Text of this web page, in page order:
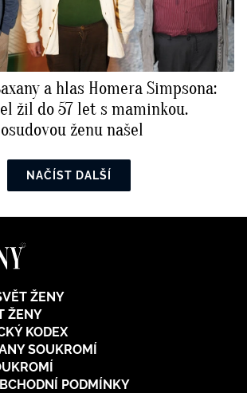
a hlas Homera Simpsona:
žil do 57 let s maminkou.
ženu našel
NAČÍST DALŠÍ
ŽENY
ŽENY
KODEX
SOUKROMÍ
PODMÍNKY